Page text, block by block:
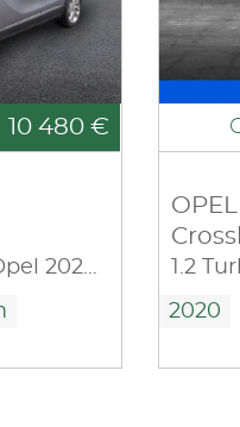
10 480 €
1.2 Turbo 130ch Opel 2020 Euro 6d-T
OPEL
2020